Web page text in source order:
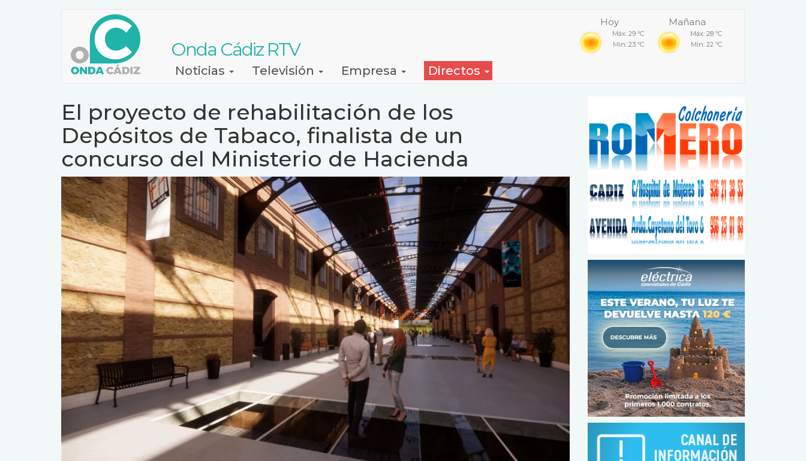
Onda Cádiz RTV
Hoy
Máx: 29 ºC
Min: 23 ºC
Mañana
Máx: 28 ºC
Min: 22 ºC
NavegaciónNoticias Televisión Empresa Directos
El proyecto de rehabilitación de los
Depósitos de Tabaco, finalista de un
concurso del Ministerio de Hacienda